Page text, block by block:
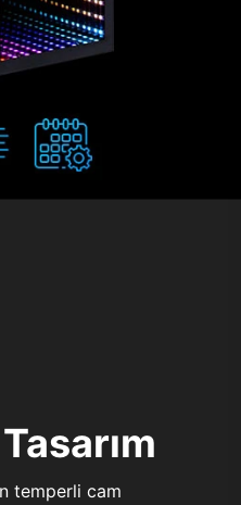
temperli cam